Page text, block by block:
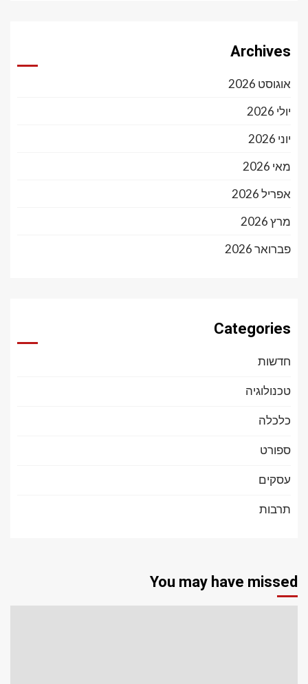
Archives
אוגוסט 2026
יולי 2026
יוני 2026
מאי 2026
אפריל 2026
מרץ 2026
פברואר 2026
Categories
חדשות
טכנולוגיה
כלכלה
ספורט
עסקים
תרבות
You may have missed